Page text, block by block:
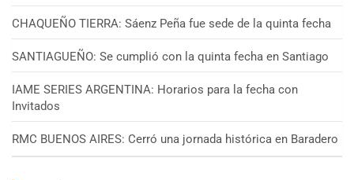
CHAQUEÑO TIERRA: Sáenz Peña fue sede de la quinta fecha
SANTIAGUEÑO: Se cumplió con la quinta fecha en Santiago
IAME SERIES ARGENTINA: Horarios para la fecha con
Invitados
RMC BUENOS AIRES: Cerró una jornada histórica en Baradero